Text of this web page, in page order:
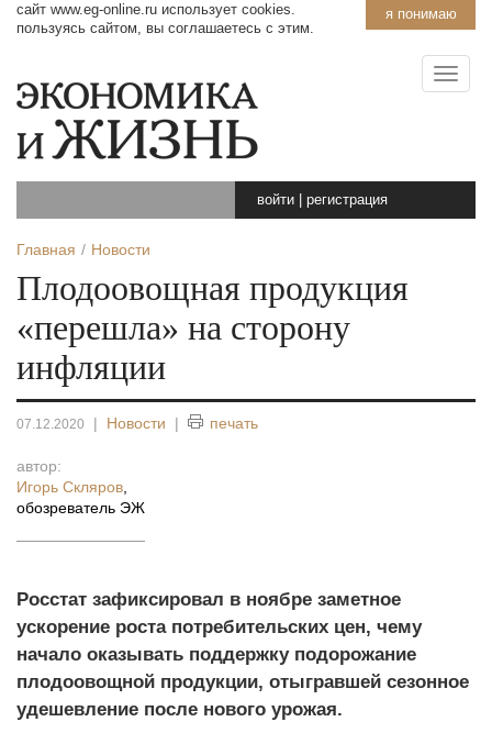
я понимаю
сайт www.eg-online.ru использует cookies.
пользуясь сайтом, вы соглашаетесь с этим.
войти регистрация
Главная Новости
Плодоовощная продукция
«перешла» на сторону
инфляции
07.12.2020 | Новости | печать
автор:
Игорь Скляров
обозреватель ЭЖ
Росстат зафиксировал в ноябре заметное
ускорение роста потребительских цен, чему
начало оказывать поддержку подорожание
плодоовощной продукции, отыгравшей сезонное
удешевление после нового урожая.